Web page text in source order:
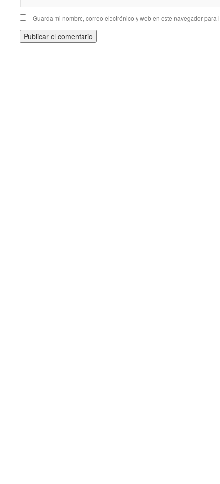
Guarda mi nombre, correo electrónico y web en este navegador para